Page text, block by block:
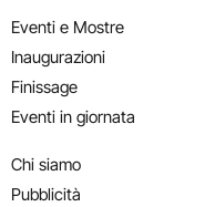
Eventi e Mostre
Inaugurazioni
Finissage
Eventi in giornata
Chi siamo
Pubblicità